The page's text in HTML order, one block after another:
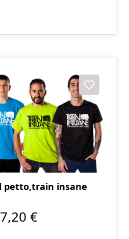
petto,train insane
7,20 €